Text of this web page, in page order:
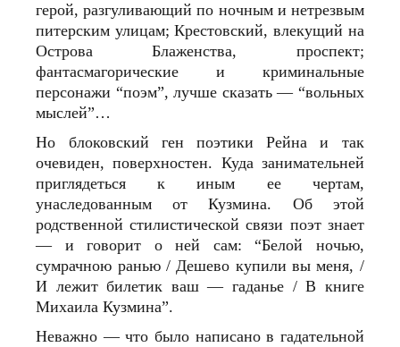
герой, разгуливающий по ночным и нетрезвым
питерским улицам; Крестовский, влекущий на
Острова Блаженства, проспект;
фантасмагорические и криминальные
персонажи “поэм”, лучше сказать — “вольных
мыслей”…
Но блоковский ген поэтики Рейна и так
очевиден, поверхностен. Куда занимательней
приглядеться к иным ее чертам,
унаследованным от Кузмина. Об этой
родственной стилистической связи поэт знает
— и говорит о ней сам: “Белой ночью,
сумрачною ранью / Дешево купили вы меня, /
И лежит билетик ваш — гаданье / В книге
Михаила Кузмина”.
Неважно — что было написано в гадательной